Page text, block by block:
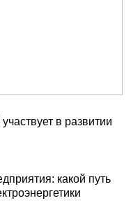
в развитии
какой путь